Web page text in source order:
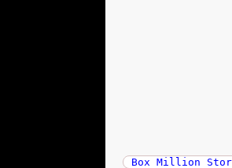
Box Million